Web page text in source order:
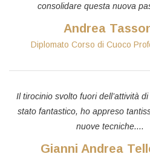
consolidare questa nuova
Andrea
Diplomato Corso di Cuoco
Il tirocinio svolto fuori dell’attività
stato fantastico, ho appreso
nuove tecniche....
Gianni Andrea